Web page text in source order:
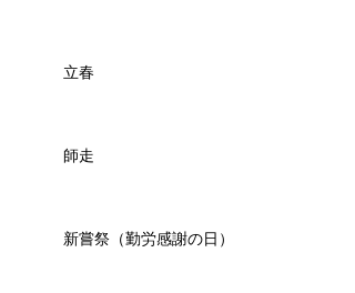
立春
師走
新嘗祭（勤労感謝の日）